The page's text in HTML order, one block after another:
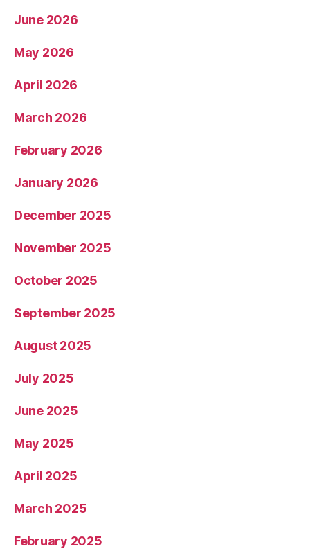
June 2026
May 2026
April 2026
March 2026
February 2026
January 2026
December 2025
November 2025
October 2025
September 2025
August 2025
July 2025
June 2025
May 2025
April 2025
March 2025
February 2025